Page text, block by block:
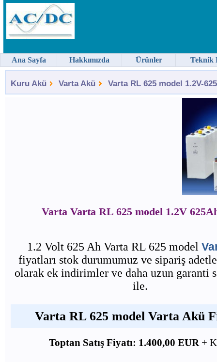
Kuru Akü Varta Akü Varta RL 625 model 1.2V-
Varta Varta RL 625 model 1.2V
1.2 Volt 625 Ah Varta RL 625 model
fiyatları stok durumumuz ve sipariş
olarak ek indirimler ve daha uzun garanti
ile.
Varta RL 625 model Varta Akü
Toptan Satış Fiyatı: 1.400,00 EUR +
Ana Sayfa Hakkımızda Ürünler Teknik